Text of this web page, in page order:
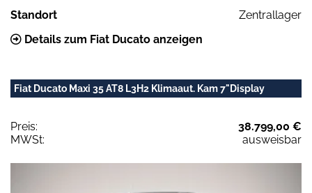
Standort
Zentrallager
Details zum Fiat Ducato anzeigen
Fiat Ducato Maxi 35 AT8 L3H2 Klimaaut. Kam 7"Display
Preis:
38.799,00 €
MWSt:
ausweisbar